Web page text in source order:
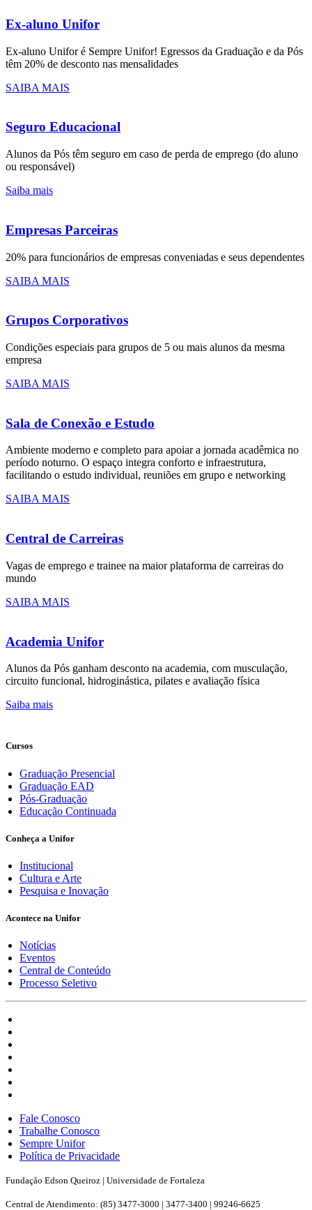
Ex-aluno Unifor
Ex-aluno Unifor é Sempre Unifor! Egressos da Graduação e da Pós
têm 20% de desconto nas mensalidades
SAIBA MAIS
Seguro Educacional
Alunos da Pós têm seguro em caso de perda de emprego (do aluno
ou responsável)
Saiba mais
Empresas Parceiras
20% para funcionários de empresas conveniadas e seus dependentes
SAIBA MAIS
Grupos Corporativos
Condições especiais para grupos de 5 ou mais alunos da mesma
empresa
SAIBA MAIS
Sala de Conexão e Estudo
Ambiente moderno e completo para apoiar a jornada acadêmica no
período noturno. O espaço integra conforto e infraestrutura,
facilitando o estudo individual, reuniões em grupo e networking
SAIBA MAIS
Central de Carreiras
Vagas de emprego e trainee na maior plataforma de carreiras do
mundo
SAIBA MAIS
Academia Unifor
Alunos da Pós ganham desconto na academia, com musculação,
circuito funcional, hidroginástica, pilates e avaliação física
Saiba mais
Cursos
Graduação Presencial
Graduação EAD
Pós-Graduação
Educação Continuada
Conheça a Unifor
Institucional
Cultura e Arte
Pesquisa e Inovação
Acontece na Unifor
Notícias
Eventos
Central de Conteúdo
Processo Seletivo
Fale Conosco
Trabalhe Conosco
Sempre Unifor
Política de Privacidade
Fundação Edson Queiroz | Universidade de Fortaleza
Central de Atendimento: (85) 3477-3000 | 3477-3400 | 99246-6625